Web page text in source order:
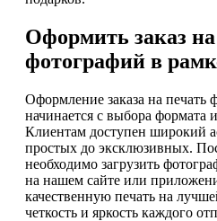
Оформить заказ на
фотографий в
Оформление заказа на печать
начинается с выбора формата
Клиентам доступен широкий
простых до эксклюзивных.
необходимо загрузить
на нашем сайте или
качественную печать на
четкость и яркость каждого